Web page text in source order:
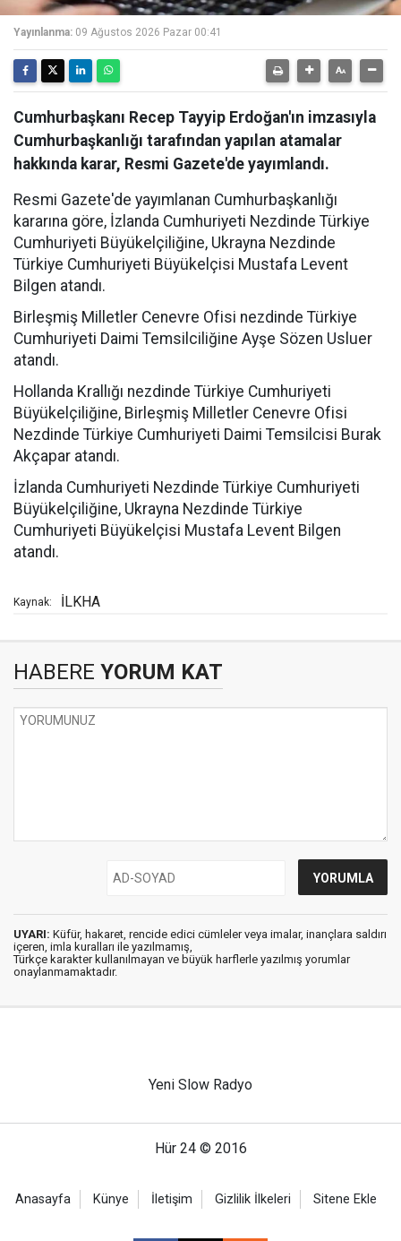
Yayınlanma: 09 Ağustos 2026 Pazar 00:41
Cumhurbaşkanı Recep Tayyip Erdoğan'ın imzasıyla
Cumhurbaşkanlığı tarafından yapılan atamalar
hakkında karar, Resmi Gazete'de yayımlandı.
Resmi Gazete'de yayımlanan Cumhurbaşkanlığı
kararına göre, İzlanda Cumhuriyeti Nezdinde Türkiye
Cumhuriyeti Büyükelçiliğine, Ukrayna Nezdinde
Türkiye Cumhuriyeti Büyükelçisi Mustafa Levent
Bilgen atandı.
Birleşmiş Milletler Cenevre Ofisi nezdinde Türkiye
Cumhuriyeti Daimi Temsilciliğine Ayşe Sözen Usluer
atandı.
Hollanda Krallığı nezdinde Türkiye Cumhuriyeti
Büyükelçiliğine, Birleşmiş Milletler Cenevre Ofisi
Nezdinde Türkiye Cumhuriyeti Daimi Temsilcisi Burak
Akçapar atandı.
İzlanda Cumhuriyeti Nezdinde Türkiye Cumhuriyeti
Büyükelçiliğine, Ukrayna Nezdinde Türkiye
Cumhuriyeti Büyükelçisi Mustafa Levent Bilgen
atandı.
Kaynak: İLKHA
HABERE YORUM KAT
UYARI: Küfür, hakaret, rencide edici cümleler veya imalar, inançlara saldırı
içeren, imla kuralları ile yazılmamış,
Türkçe karakter kullanılmayan ve büyük harflerle yazılmış yorumlar
onaylanmamaktadır.
Yeni Slow Radyo
Hür 24 © 2016
Anasayfa Künye İletişim Gizlilik İlkeleri Sitene Ekle